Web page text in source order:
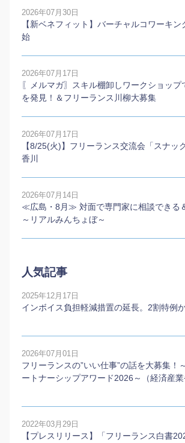
2026年07月30日
【新ベネフィット】バーチャルコワーキン
始
2026年07月17日
〖メルマガ〗スキル棚卸しワークショップ
を発見！＆フリーランス川柳大募集
2026年07月17日
【8/25(火)】フリーランス交流会「スナッ
香川
2026年07月14日
≪広島・8月≫ 対面で専門家に相談できる
～リアルみんちょぼ～
人気記事
2025年12月17日
インボイス負担軽減措置の延長。2割特例
2026年07月01日
フリーランスの”いい仕事”の話を大募集！
ートナーシップアワード2026～（経済産業
2022年03月29日
【プレスリリース】「フリーランス白書